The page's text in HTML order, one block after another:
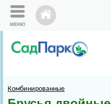
Комбинированные